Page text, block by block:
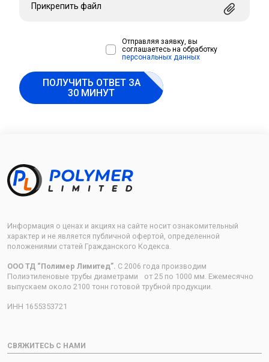
Прикрепить файл
Отправляя заявку, вы
соглашаетесь на обработку
персональных данных
ПОЛУЧИТЬ ОТВЕТ ЗА
30 МИНУТ
Информация о ценах и акциях на сайте носит ознакомительный
характер и не является публичной офертой, определенной
положениями статей Гражданского Кодекса.
ООО ТД “Полимер Лимитед”. С 2006 года производим
Полиэтиленовые трубы диаметрами от 25 по 1000 мм. Ежемесячно
выпускаем около 2100 тонн готовой трубной продукции.
ИНН 1655353721
СВЯЖИТЕСЬ С НАМИ